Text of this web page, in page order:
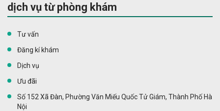
dịch vụ từ phòng khám
Tư vấn
Đăng kí khám
Dịch vụ
Ưu đãi
Số 152 Xã Đàn, Phường Văn Miếu Quốc Tử Giám, Thành Phố Hà
Nội